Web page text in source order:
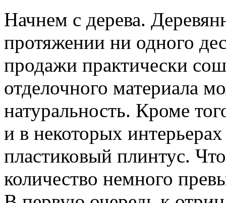
Начнем с дерева.
протяжении ни одного
продажи практически
отделочного материала
натуральность. Кроме
и в некоторых
пластиковый плинтус.
количество немного